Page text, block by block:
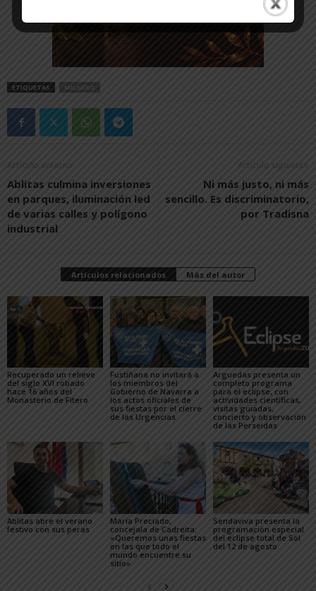
ETIQUETAS MILAGRO
Artículo anterior
Ablitas culmina inversiones
en parques, iluminación led
de varias calles y polígono
industrial
Artículo siguiente
Ni más justo, ni más
sencillo. Es discriminatorio,
por Tradisna
Artículos relacionados Más del autor
Recuperado un relieve
del siglo XVI robado
hace 16 años del
Monasterio de Fitero
Fustiñana no invitará a
los miembros del
Gobierno de Navarra a
los actos oficiales de
sus fiestas por el cierre
de las Urgencias
Arguedas presenta un
completo programa
para el eclipse, con
actividades científicas,
visitas guiadas,
concierto y observación
de las Perseidas
Ablitas abre el verano
festivo con sus peras
María Preciado,
concejala de Cadreita:
«Queremos unas fiestas
en las que todo el
mundo encuentre su
sitio»
Sendaviva presenta la
programación especial
del eclipse total de Sol
del 12 de agosto